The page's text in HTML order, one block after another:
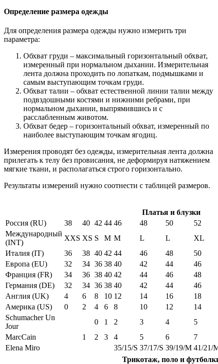
Определение размера одежды
Для определения размера одежды нужно измерить три
параметра:
Обхват груди – максимальный горизонтальный обхват,
измеренный при нормальном дыхании. Измерительная
лента должна проходить по лопаткам, подмышками и
самым выступающим точкам груди.
Обхват талии – обхват естественной линии талии между
подвздошными костями и нижними ребрами, при
нормальном дыхании, выпрямившись и с
расслабленным животом.
Обхват бедер – горизонтальный обхват, измеренный по
наиболее выступающим точкам ягодиц.
Измерения проводят без одежды, измерительная лента должна
прилегать к телу без провисания, не деформируя натяжением
мягкие ткани, и располагаться строго горизонтально.
Результаты измерений нужно соотнести с таблицей размеров.
Платья и блузки
Россия (RU)
38 40 42 44 46 48 50
52
Международный
(INT)
XXS XS S M M L L
XL
Италия (IT)
36 38 40 42 44 46 48
50
Европа (EU)
32 34 36 38 40 42 44
46
Франция (FR)
34 36 38 40 42 44 46
48
Германия (DE)
32 34 36 38 40 42 44
46
Англия (UK)
4 6 8 10 12 14 16
18
Америка (US)
0 2 4 6 8 10 12
14
Schumacher Un
Jour
0 1 2 3 4
5
MarcCain
1 2 3 4 5 6
7
Elena Miro
35/15/S 37/17/S 39/19/M 41/21/
Трикотаж, поло и